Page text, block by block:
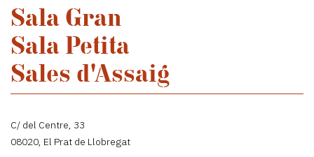
Sala Gran
Sala Petita
Sales d'Assaig
C/ del Centre, 33
08020, El Prat de Llobregat